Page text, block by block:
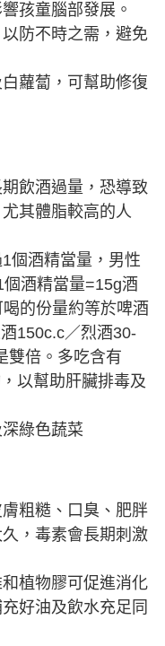
孩童腦部發展。
防不時之需，避免
蘿蔔，可幫助修復
飲酒過量，恐導致
其體脂較高的人
個酒精當量，男性
酒精當量=15g酒
的份量約等於啤酒
150c.c／烈酒30-
雙倍。多吃含有
以幫助肝臟排毒及
綠色蔬菜
粗糙、口臭、肥胖
，毒素會長期刺激
植物膠可促進消化
好油及飲水充足同